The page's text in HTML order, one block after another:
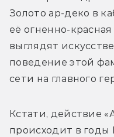
Золото ар-деко в
её огненно-
выглядят
поведение этой
сети на главного
Кстати, действие
происходит в